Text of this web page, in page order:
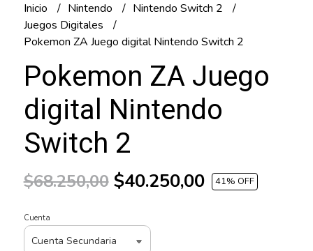
Inicio Nintendo
Nintendo Switch 2
Juegos Digitales
Pokemon ZA Juego digital Nintendo Switch 2
Pokemon ZA Juego
digital Nintendo
Switch 2
$68.250,00$40.250,00 41% OFF
Cuenta